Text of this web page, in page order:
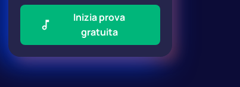
Inizia prova
gratuita